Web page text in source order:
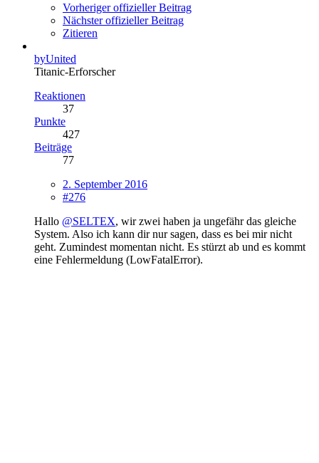
Vorheriger offizieller Beitrag
Nächster offizieller Beitrag
Zitieren
byUnited
Titanic-Erforscher
Reaktionen
37
Punkte
427
Beiträge
77
2. September 2016
#276
Hallo @SELTEX, wir zwei haben ja ungefähr das gleiche
System. Also ich kann dir nur sagen, dass es bei mir nicht
geht. Zumindest momentan nicht. Es stürzt ab und es kommt
eine Fehlermeldung (LowFatalError).